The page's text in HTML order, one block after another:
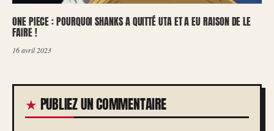
ONE PIECE : POURQUOI SHANKS A QUITTÉ UTA ET A EU RAISON DE LE
FAIRE !
16 avril 2023
PUBLIEZ UN COMMENTAIRE